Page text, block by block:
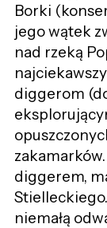
Borki
jego wątek
nad rzeką
diggerom
diggerem,
niemałą